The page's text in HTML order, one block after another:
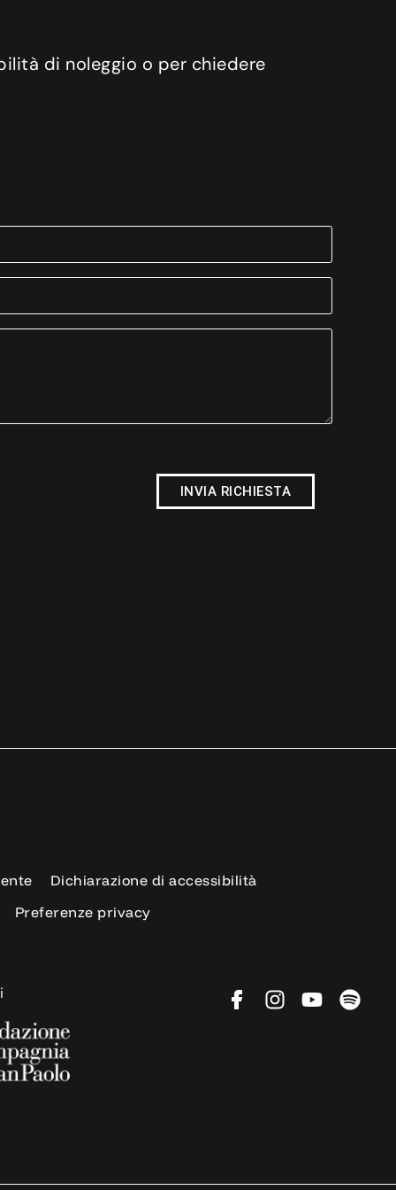
di noleggio o per chiedere
INVIA RICHIESTA
Dichiarazione di accessibilità
Preferenze privacy